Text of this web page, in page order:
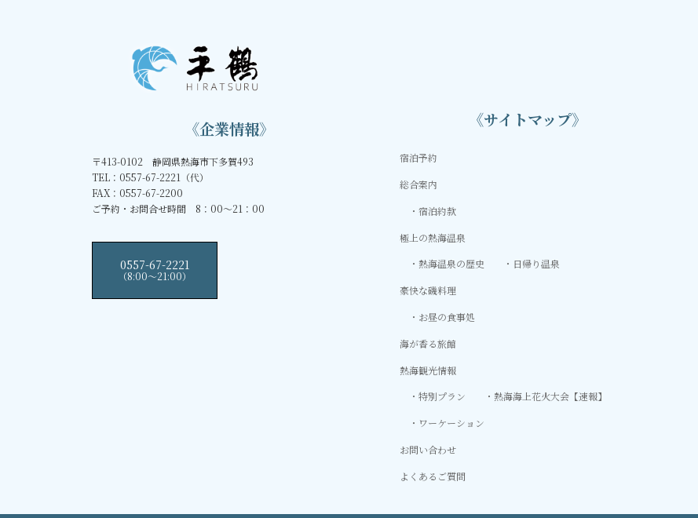
《企業情報》
〒413-0102 静岡県熱海市下多賀493
TEL：0557-67-2221（代）
FAX：0557-67-2200
ご予約・お問合せ時間 8：00～21：00
0557-67-2221
（8:00〜21:00）
《サイトマップ》
宿泊予約
総合案内
宿泊約款
極上の熱海温泉
熱海温泉の歴史
日帰り温泉
豪快な磯料理
お昼の食事処
海が香る旅館
熱海観光情報
特別プラン
熱海海上花火大会【速報】
ワーケーション
お問い合わせ
よくあるご質問